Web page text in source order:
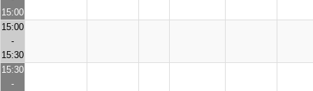
15:00
15:00
-
15:30
15:30
-